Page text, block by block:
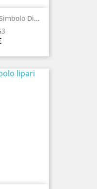
Di...